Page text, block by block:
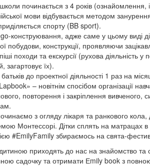
починається з 4 років (ознайомлення,
мови відбувається методом
спорту (BB sport).
конструювання, адже саме у цьому виді
побудови, конструкції, проявляючи
походи та екскурсії (рухова діяльність
загартовує їх).
до проектної діяльності 1 раз на
– новітнім спосібом організації
повторення і закріплення вивченого,
з огляду лікаря та ранкового
Монтессорі. Дітки сплять на матрацах в
#EmilyFamily збираємось на свята-
приходять до нас на знайомство та
садочку та отримати Еmily book з